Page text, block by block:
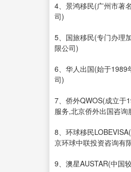
4、景鸿移民(广州市著
司)
5、国旅移民(专门办理
限公司)
6、华人出国(始于1989
司)
7、侨外QWOS(成立于
服务,北京侨外出国咨询
8、环球移民
京环球中联投资咨询有
9、澳星AUSTAR(中国